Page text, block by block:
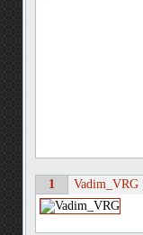
1 Vadim_VRG